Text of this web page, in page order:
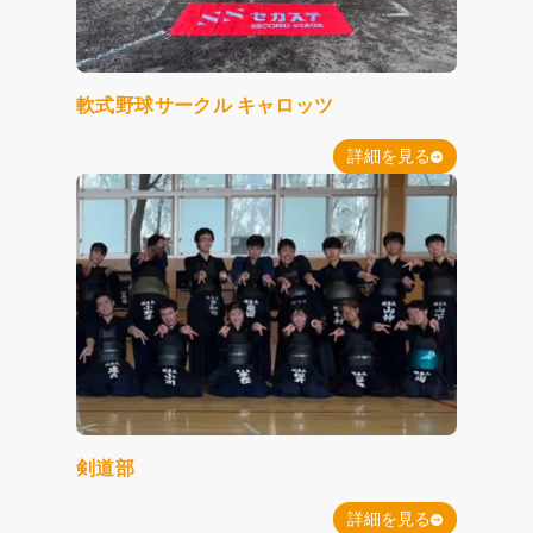
軟式野球サークル キャロッツ
詳細を見る
剣道部
詳細を見る